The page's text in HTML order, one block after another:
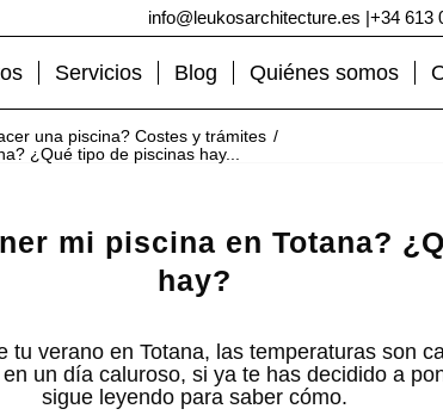
info@leukosarchitecture.es |+34 613
Servicios Blog Quiénes somos
una piscina? Costes y trámites /
¿Qué tipo de piscinas hay...
mi piscina en Totana?
hay?
tu verano en Totana, las temperaturas son
un día caluroso, si ya te has decidido a
sigue leyendo para saber cómo.